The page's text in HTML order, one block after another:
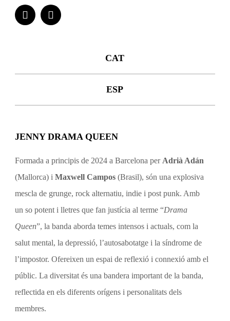
CAT
ESP
JENNY DRAMA QUEEN
Formada a principis de 2024 a Barcelona per Adrià Adán
(Mallorca) iMaxwell Campos (Brasil), són una explosiva
mescla de grunge, rock alternatiu, indie i post punk. Amb
un so potent i lletres que fan justícia al terme “Drama
Queen”, la banda aborda temes intensos i actuals, com la
salut mental, la depressió, l’autosabotatge i la síndrome de
l’impostor. Ofereixen un espai de reflexió i connexió amb el
públic. La diversitat és una bandera important de la banda,
reflectida en els diferents orígens i personalitats dels
membres.